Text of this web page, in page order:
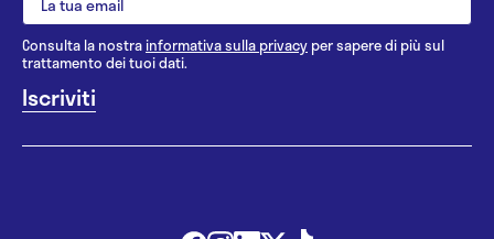
Consulta la nostrainformativa sulla privacy per sapere di più sul
trattamento dei tuoi dati.